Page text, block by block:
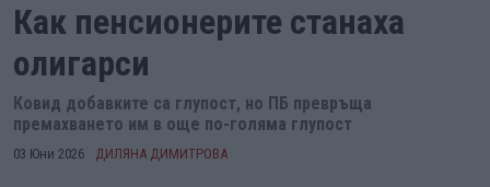
Как пенсионерите станаха
олигарси
Ковид добавките са глупост, но ПБ превръща
премахването им в още по-голяма глупост
03 Юни 2026 ДИЛЯНА ДИМИТРОВА